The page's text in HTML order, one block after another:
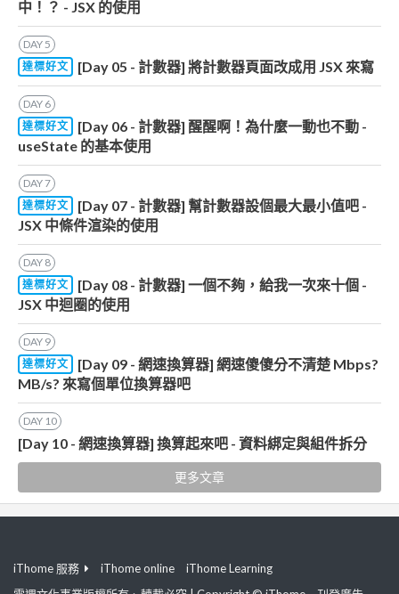
中！？ - JSX 的使用
DAY5
達標好文
[Day 05 - 計數器] 將計數器頁面改成用 JSX 來寫
DAY 6
達標好文
[Day 06 - 計數器] 醒醒啊！為什麼一動也不動 -
useState 的基本使用
DAY7
達標好文
[Day 07 - 計數器] 幫計數器設個最大最小值吧 -
JSX 中條件渲染的使用
DAY 8
達標好文
[Day 08 - 計數器] 一個不夠，給我一次來十個 -
JSX 中迴圈的使用
DAY 9
達標好文
[Day 09 - 網速換算器] 網速傻傻分不清楚 Mbps?
MB/s? 來寫個單位換算器吧
DAY 10
[Day 10 - 網速換算器] 換算起來吧 - 資料綁定與組件拆分
更多文章
iThome 服務 iThome online
iThome Learning